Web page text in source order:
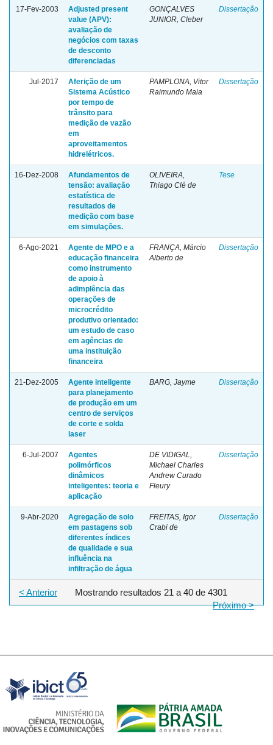
17-Fev-2003
Adjusted present
value (APV):
avaliação de
negócios com taxas
de desconto
diferenciadas
GONÇALVES
JUNIOR, Cleber
Dissertação
Jul-2017
Aferição de um
Sistema Acústico
por tempo de
trânsito para
medição de vazão
em
aproveitamentos
hidrelétricos.
PAMPLONA, Vitor
Raimundo Maia
Dissertação
16-Dez-2008
Afundamentos de
tensão: avaliação
estatística de
resultados de
medição com base
em simulações.
OLIVEIRA,
Thiago Clé de
Tese
6-Ago-2021
Agente de MPO e a
educação financeira
como instrumento
de apoio à
adimplência das
operações de
microcrédito
produtivo orientado:
um estudo de caso
em agências de
uma instituição
financeira
FRANÇA, Márcio
Alberto de
Dissertação
21-Dez-2005
Agente inteligente
para planejamento
de produção em um
centro de serviços
de corte e solda
laser
BARG, Jayme Dissertação
6-Jul-2007
Agentes
polimórficos
dinâmicos
inteligentes: teoria e
aplicação
DE VIDIGAL,
Michael Charles
Andrew Curado
Fleury
Dissertação
9-Abr-2020
Agregação de solo
em pastagens sob
diferentes índices
de qualidade e sua
influência na
infiltração de água
FREITAS, Igor
Crabi de
Dissertação
Mostrando resultados 21 a 40 de 4301
< Anterior
Próximo >